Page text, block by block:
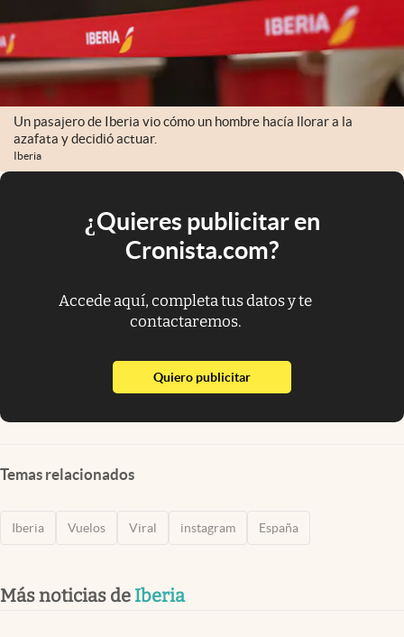
Un pasajero de Iberia vio cómo un hombre hacía llorar a la
azafata y decidió actuar.
Iberia
¿Quieres publicitar en
Cronista.com?
Accede aquí, completa tus datos y te
contactaremos.
Quiero publicitarabre en nueva pestaña
Temas relacionados
Iberia Vuelos Viral instagram España
Más noticias de Iberia